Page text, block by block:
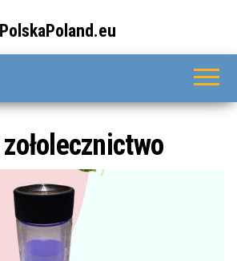
PolskaPoland.eu
zołolecznictwo